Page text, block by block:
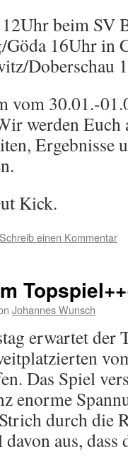
beim SV
16Uhr in
Doberschau
vom 30.01.-
werden Euch
Ergebnisse
Kick.
Schreib einen Kommentar
Johannes Wunsch
erwartet der
Das Spiel
enorme
durch die
aus, dass